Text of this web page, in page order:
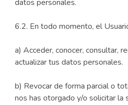
datos personales.
6.2. En todo momento, el
a) Acceder, conocer, consultar,
actualizar tus datos personales.
b) Revocar de forma parcial o
nos has otorgado y/o solicitar la